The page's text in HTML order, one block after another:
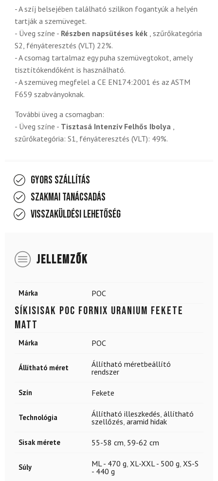
- A szíj belsejében található szilikon fogantyúk a helyén
tartják a szemüveget.
- Üveg színe - Részben napsütéses kék , szűrőkategória
S2, fényáteresztés (VLT) 22%.
- A csomag tartalmaz egy puha szemüvegtokot, amely
tisztítókendőként is használható.
- A szemüveg megfelel a CE EN174:2001 és az ASTM
F659 szabványoknak.
További üveg a csomagban:
- Üveg színe - Tisztasá Intenzív Felhős Ibolya
szűrőkategória: S1, fényáteresztés (VLT): 49%.
Gyors szállítás
Szakmai tanácsadás
Visszaküldési lehetőség
JELLEMZŐK
Márka POC
Síkisisak POC Fornix Uranium fekete
matt
Márka POC
Állítható méret
Állítható méretbeállító
rendszer
Szín Fekete
Technológia Állítható illeszkedés állítható
szellőzés aramid hidak
Sisak mérete 55-58 cm 59-62 cm
Súly ML - 470 g XL-XXL - 500 g XS-S
- 440 g